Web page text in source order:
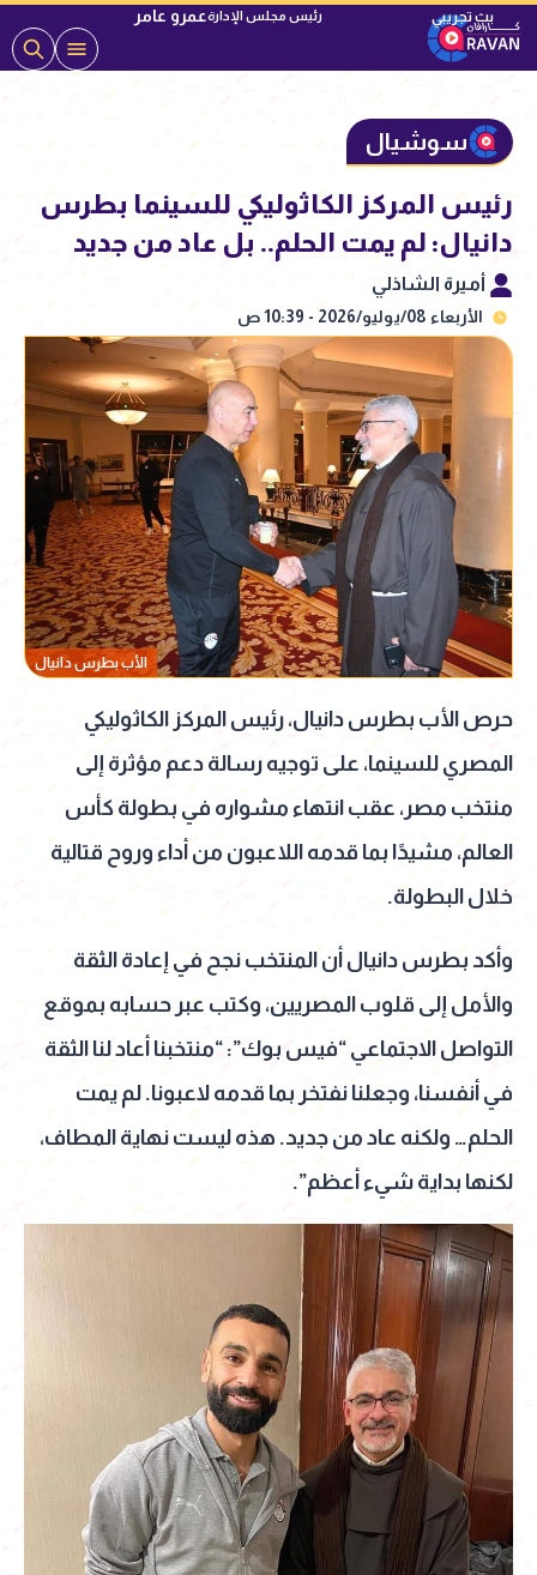
رئيس مجلس الإدارةعمرو عامر
سوشيال
رئيس المركز الكاثوليكي للسينما بطرس
دانيال: لم يمت الحلم.. بل عاد من جديد
أميرة الشاذلي
الأربعاء 08/يوليو/2026 - 10:39 ص
الأب بطرس دانيال
حرص الأب بطرس دانيال، رئيس المركز الكاثوليكي
المصري للسينما، على توجيه رسالة دعم مؤثرة إلى
منتخب مصر، عقب انتهاء مشواره في بطولة كأس
العالم، مشيدًا بما قدمه اللاعبون من أداء وروح قتالية
خلال البطولة.
وأكد بطرس دانيال أن المنتخب نجح في إعادة الثقة
والأمل إلى قلوب المصريين، وكتب عبر حسابه بموقع
التواصل الاجتماعي “فيس بوك”: “منتخبنا أعاد لنا الثقة
في أنفسنا، وجعلنا نفتخر بما قدمه لاعبونا. لم يمت
الحلم… ولكنه عاد من جديد. هذه ليست نهاية المطاف،
لكنها بداية شيء أعظم”.